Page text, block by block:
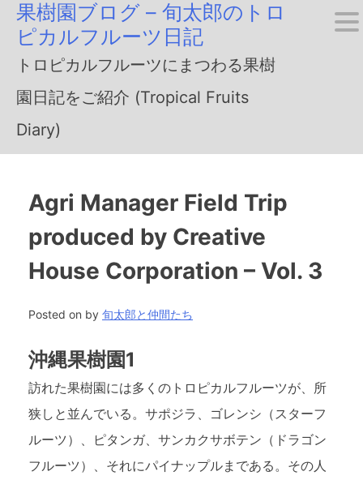
Skip
content
果樹園ブログ – 旬太郎のトロ
ピカルフルーツ日記
トロピカルフルーツにまつわる果樹
園日記をご紹介 (Tropical Fruits
Diary)
Agri Manager Field Trip
produced by Creative
House Corporation – Vol. 3
Posted on by 旬太郎と仲間たち
沖縄果樹園1
訪れた果樹園には多くのトロピカルフルーツが、所
狭しと並んでいる。サポジラ、ゴレンシ（スターフ
ルーツ）、ピタンガ、サンカクサボテン（ドラゴン
フルーツ）、それにパイナップルまである。その人